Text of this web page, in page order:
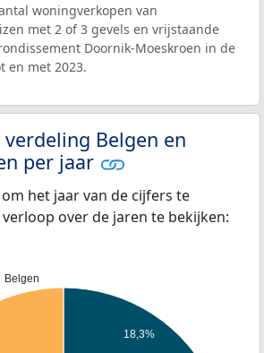
woningverkopen van
met 2 of 3 gevels en vrijstaande
Doornik-Moeskroen in de
en met 2023.
Belgen en
per jaar
het jaar van de cijfers te
over de jaren te bekijken:
Belgen
18,3%